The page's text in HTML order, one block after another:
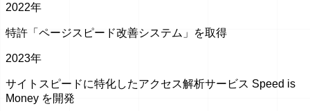
2022年
特許「ページスピード改善システム」を取得
2023年
サイトスピードに特化したアクセス解析サービス Speed is
Money を開発